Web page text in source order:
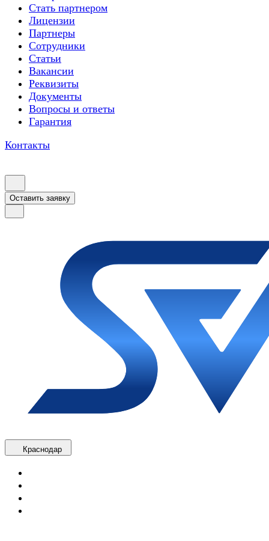
Стать партнером
Лицензии
Партнеры
Сотрудники
Статьи
Вакансии
Реквизиты
Документы
Вопросы и ответы
Гарантия
Контакты
Оставить заявку
Краснодар